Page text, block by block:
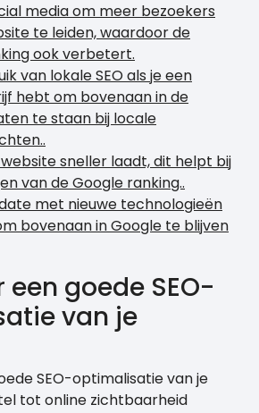
media om meer bezoekers
te leiden, waardoor de
ook verbetert.
van lokale SEO als je een
hebt om bovenaan in de
te staan bij locale
sneller laadt, dit helpt bij
van de Google ranking..
met nieuwe technologieën
bovenaan in Google te blijven
een goede SEO-
van je
SEO-optimalisatie van je
tot online zichtbaarheid